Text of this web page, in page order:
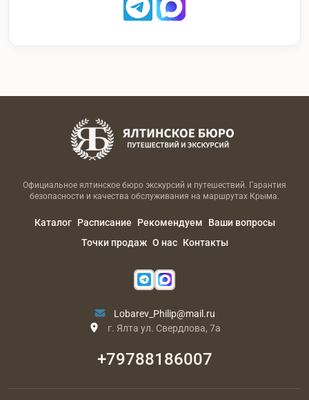
Официальное ялтинское бюро экскурсий и путешествий. Гарантия
безопасности и качества обслуживания на маршрутах Крыма.
Каталог Расписание Рекомендуем
Ваши вопросы
Точки продаж О нас Контакты
Lobarev_Philip@mail.ru
г. Ялта ул. Свердлова, 7а
+79788186007